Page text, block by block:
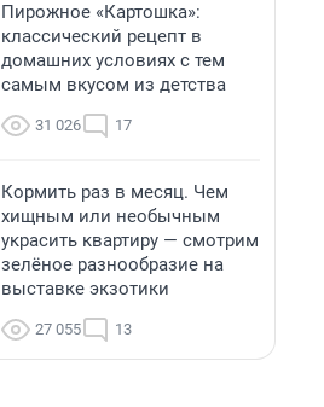
Пирожное «Картошка»:
классический рецепт в
домашних условиях с тем
самым вкусом из детства
31 026 17
Кормить раз в месяц. Чем
хищным или необычным
украсить квартиру — смотрим
зелёное разнообразие на
выставке экзотики
27 055 13